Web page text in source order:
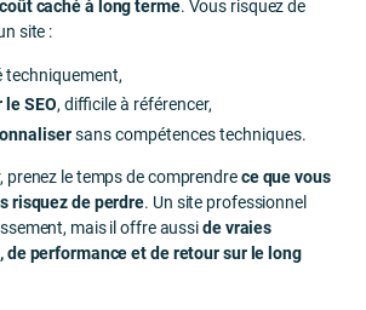
coût caché à long terme. Vous risquez de
site :
techniquement,
SEO, difficile à référencer,
sans compétences techniques.
prenez le temps de comprendrece que vous
risquez de perdre. Un site professionnel
mais il offre ausside vraies
performance et de retour sur le long